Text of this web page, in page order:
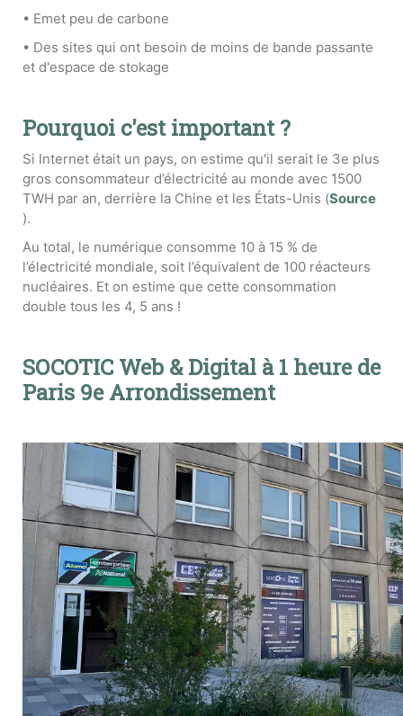
• Emet peu de carbone
• Des sites qui ont besoin de moins de bande passante
et d'espace de stokage
Pourquoi c'est important ?
Si Internet était un pays, on estime qu'il serait le 3e plus
gros consommateur d’électricité au monde avec 1500
TWH par an, derrière la Chine et les États-Unis (Source
).
Au total, le numérique consomme 10 à 15 % de
l’électricité mondiale, soit l’équivalent de 100 réacteurs
nucléaires. Et on estime que cette consommation
double tous les 4, 5 ans !
SOCOTIC Web & Digital à 1 heure de
Paris 9e Arrondissement